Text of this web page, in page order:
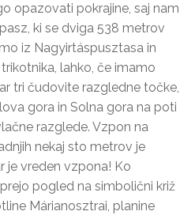
opazovati pokrajine, saj nam
ki se dviga 538 metrov
iz Nagyirtáspusztasa in
lahko, če imamo
tri čudovite razgledne točke,
gora in Solna gora na poti
razglede. Vzpon na
nekaj sto metrov je
je vreden vzpona! Ko
pogled na simbolični križ
Márianosztrai, planine